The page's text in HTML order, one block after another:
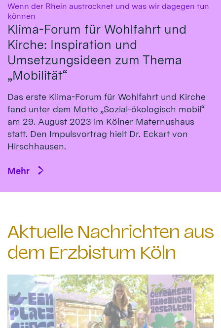
Wenn der Rhein austrocknet und was wir dagegen tun
können
Klima-Forum für Wohlfahrt und
Kirche: Inspiration und
Umsetzungsideen zum Thema
„Mobilität“
Das erste Klima-Fo­rum für Wohl­fahrt und Kirche
fand un­ter dem Mot­to „So­zial-öko­logisch mo­bil“
am 29. Au­gust 2023 im Köl­ner Ma­ternus­haus
statt. Den Impulsvortrag hielt Dr. Eckart von
Hirsch­hausen.
Mehr
Aktuelle Nachrichten aus
dem Erzbistum Köln